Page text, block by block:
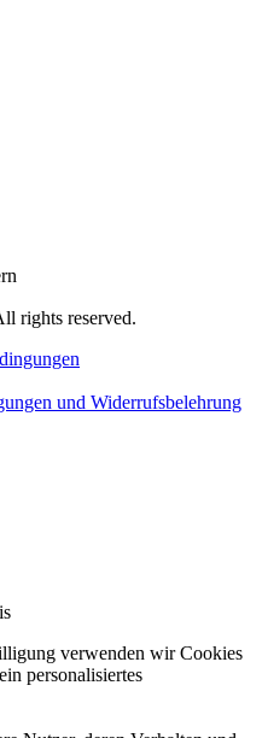
rights reserved.
und Widerrufsbelehrung
verwenden wir Cookies
personalisiertes